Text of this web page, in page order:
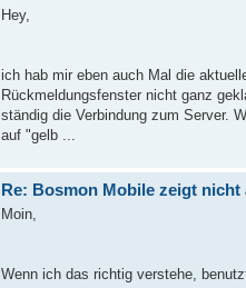
Hey,
ich hab mir eben auch Mal die
Rückmeldungsfenster nicht ganz
ständig die Verbindung zum Server.
auf "gelb ...
Re: Bosmon Mobile zeigt nicht
Moin,
Wenn ich das richtig verstehe,